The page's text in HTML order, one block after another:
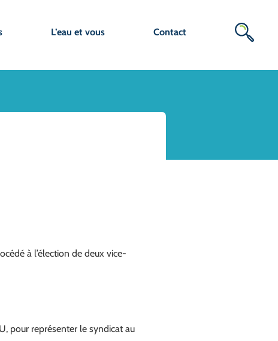
L’eau et vous Contact
à l’élection de deux vice-
pour représenter le syndicat au